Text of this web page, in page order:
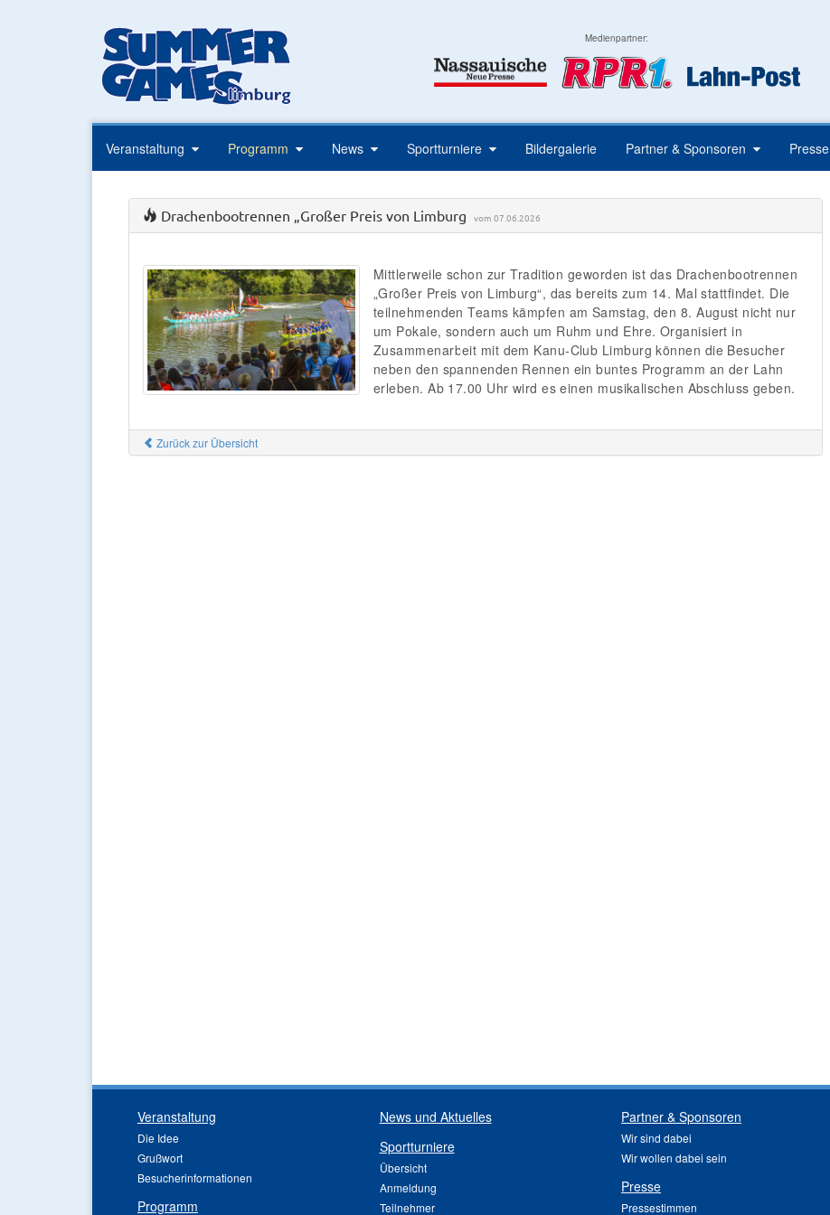
Medienpartner:
Veranstaltung Programm News Sportturniere Bildergalerie Partner & Sponsoren Presse
Drachenbootrennen „Großer Preis von Limburg vom 07.06.2026
Mittlerweile schon zur Tradition geworden ist das Drachenbootrennen
„Großer Preis von Limburg“, das bereits zum 14. Mal stattfindet. Die
teilnehmenden Teams kämpfen am Samstag, den 8. August nicht nur
um Pokale, sondern auch um Ruhm und Ehre. Organisiert in
Zusammenarbeit mit dem Kanu-Club Limburg können die Besucher
neben den spannenden Rennen ein buntes Programm an der Lahn
erleben. Ab 17.00 Uhr wird es einen musikalischen Abschluss geben.
Zurück zur Übersicht
Veranstaltung
Die Idee
Grußwort
Besucherinformationen
Programm
News und Aktuelles
Sportturniere
Übersicht
Anmeldung
Teilnehmer
Partner & Sponsoren
Wir sind dabei
Wir wollen dabei sein
Presse
Pressestimmen